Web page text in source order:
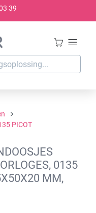
39
PICOT
0135
MM,